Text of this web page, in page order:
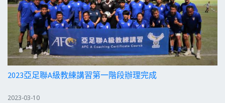
2023亞足聯A級教練講習第一階段辦理完成
2023-03-10